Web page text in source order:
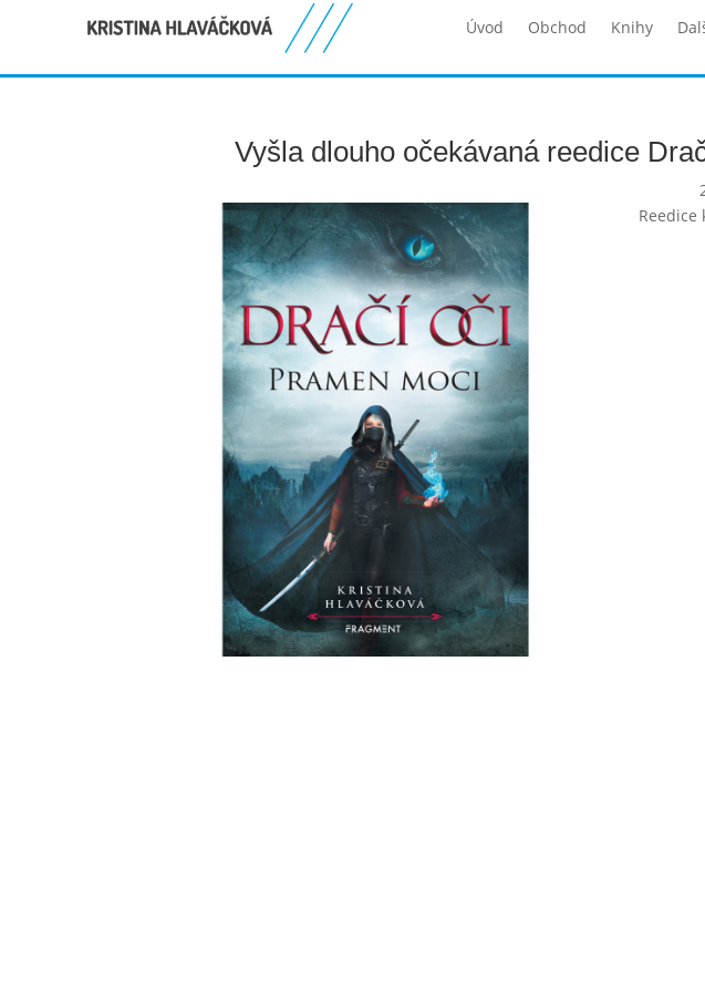
Úvod Obchod Knihy
Vyšla dlouho očekávaná reedice
Reedice